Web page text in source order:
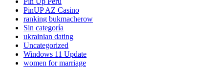
PinUP AZ Casino
ranking bukmacherow
Sin categoría
ukrainian dating
Uncategorized
Windows 11 Update
women for marriage